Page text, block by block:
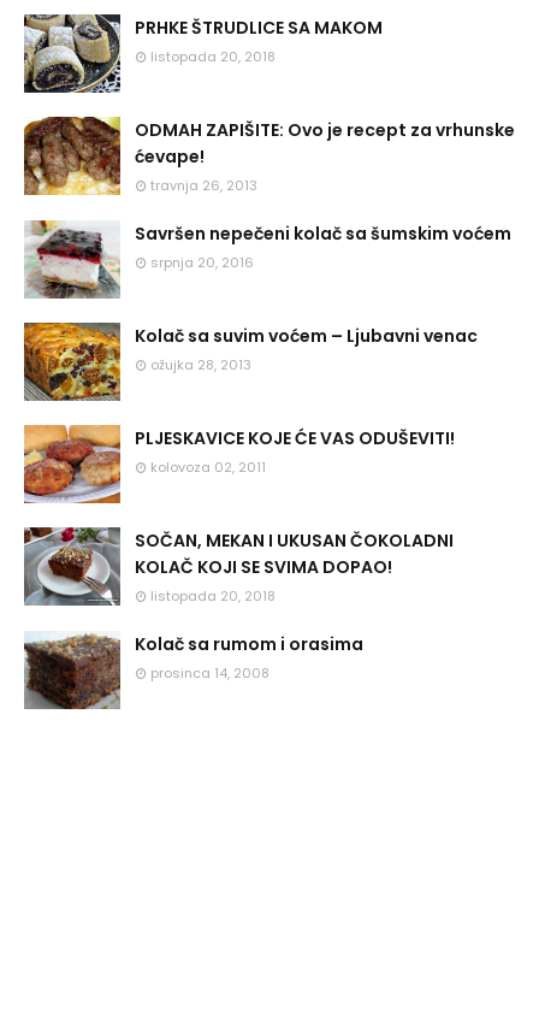
PRHKE ŠTRUDLICE SA MAKOM
listopada 20, 2018
ODMAH ZAPIŠITE: Ovo je recept za vrhunske
ćevape!
travnja 26, 2013
Savršen nepečeni kolač sa šumskim voćem
srpnja 20, 2016
Kolač sa suvim voćem – Ljubavni venac
ožujka 28, 2013
PLJESKAVICE KOJE ĆE VAS ODUŠEVITI!
kolovoza 02, 2011
SOČAN, MEKAN I UKUSAN ČOKOLADNI
KOLAČ KOJI SE SVIMA DOPAO!
listopada 20, 2018
Kolač sa rumom i orasima
prosinca 14, 2008